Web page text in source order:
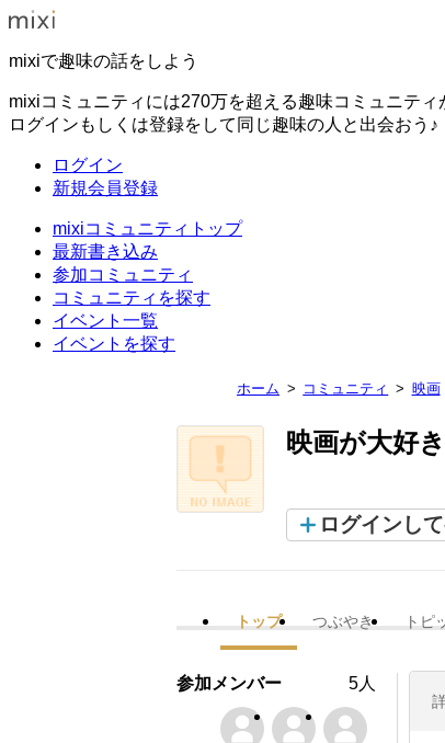
mixiで趣味の話をしよう
mixiコミュニティには270万を超える趣味コミュニティ
ログインもしくは登録をして同じ趣味の人と出会おう♪
ログイン
新規会員登録
mixiコミュニティトップ
最新書き込み
参加コミュニティ
コミュニティを探す
イベント一覧
イベントを探す
ホーム コミュニティ 映画
映画が大好
ログインし
トップ つぶやき トピ
参加メンバー 5人